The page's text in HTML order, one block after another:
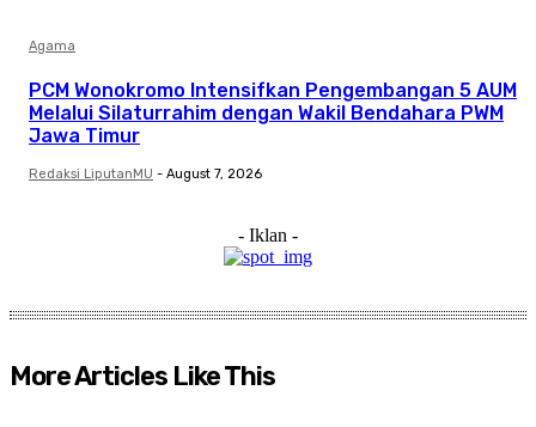
Agama
PCM Wonokromo Intensifkan Pengembangan 5 AUM
Melalui Silaturrahim dengan Wakil Bendahara PWM
Jawa Timur
Redaksi LiputanMU - August 7, 2026
- Iklan -
More Articles Like This